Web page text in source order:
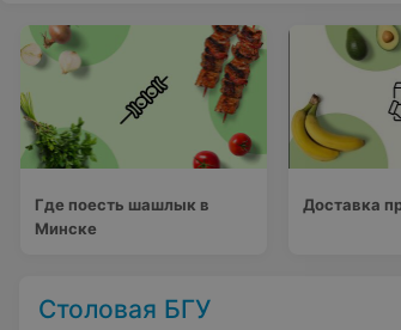
Где поесть шашлык в
Минске
Доставка
Столовая БГУ